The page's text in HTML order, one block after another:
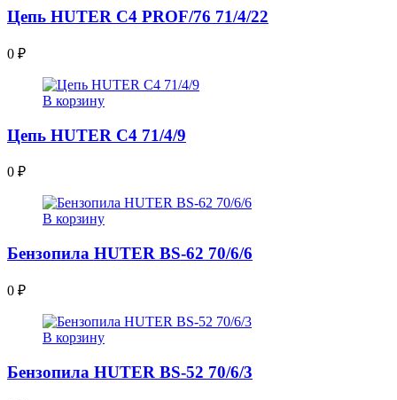
Цепь HUTER C4 PROF/76 71/4/22
0 ₽
В корзину
Цепь HUTER C4 71/4/9
0 ₽
В корзину
Бензопила HUTER BS-62 70/6/6
0 ₽
В корзину
Бензопила HUTER BS-52 70/6/3